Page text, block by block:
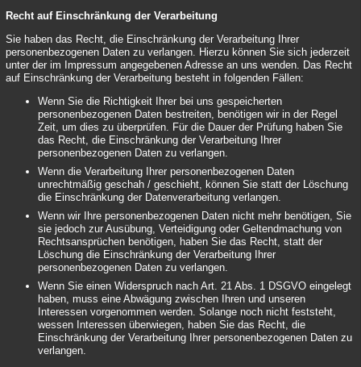
Recht auf Einschränkung der Verarbeitung
Sie haben das Recht, die Einschränkung der Verarbeitung Ihrer
personenbezogenen Daten zu verlangen. Hierzu können Sie sich jederzeit
unter der im Impressum angegebenen Adresse an uns wenden. Das Recht
auf Einschränkung der Verarbeitung besteht in folgenden Fällen:
Wenn Sie die Richtigkeit Ihrer bei uns gespeicherten
personenbezogenen Daten bestreiten, benötigen wir in der Regel
Zeit, um dies zu überprüfen. Für die Dauer der Prüfung haben Sie
das Recht, die Einschränkung der Verarbeitung Ihrer
personenbezogenen Daten zu verlangen.
Wenn die Verarbeitung Ihrer personenbezogenen Daten
unrechtmäßig geschah / geschieht, können Sie statt der Löschung
die Einschränkung der Datenverarbeitung verlangen.
Wenn wir Ihre personenbezogenen Daten nicht mehr benötigen, Sie
sie jedoch zur Ausübung, Verteidigung oder Geltendmachung von
Rechtsansprüchen benötigen, haben Sie das Recht, statt der
Löschung die Einschränkung der Verarbeitung Ihrer
personenbezogenen Daten zu verlangen.
Wenn Sie einen Widerspruch nach Art. 21 Abs. 1 DSGVO eingelegt
haben, muss eine Abwägung zwischen Ihren und unseren
Interessen vorgenommen werden. Solange noch nicht feststeht,
wessen Interessen überwiegen, haben Sie das Recht, die
Einschränkung der Verarbeitung Ihrer personenbezogenen Daten zu
verlangen.